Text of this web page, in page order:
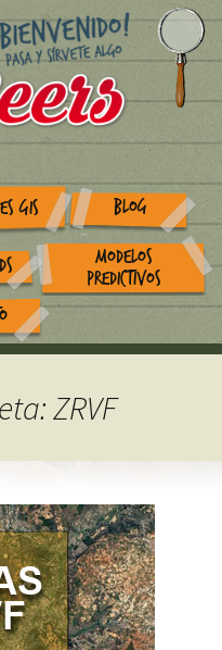
GIS BLOG
MODELOS
PREDICTIVOS
ZRVF